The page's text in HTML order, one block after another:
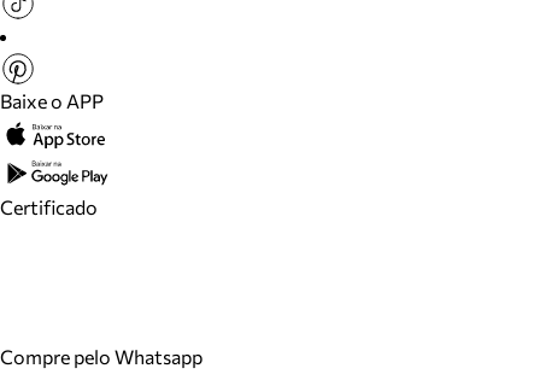
Baixe o APP
Certificado
Compre pelo Whatsapp